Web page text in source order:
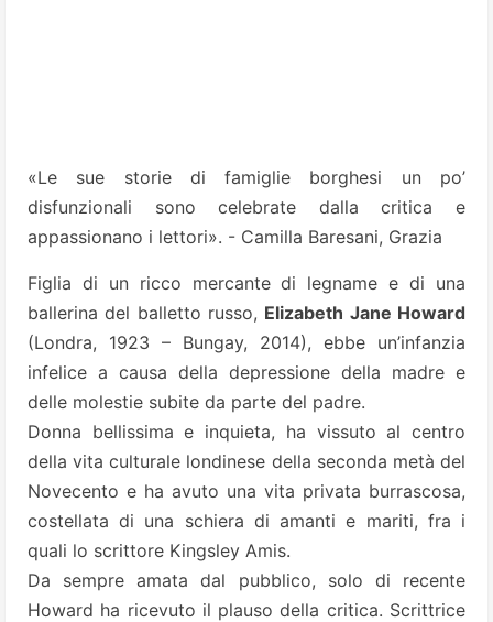
«Le sue storie di famiglie borghesi un po’
disfunzionali sono celebrate dalla critica e
appassionano i lettori». - Camilla Baresani, Grazia
Figlia di un ricco mercante di legname e di una
ballerina del balletto russo, Elizabeth Jane Howard
(Londra, 1923 – Bungay, 2014), ebbe un’infanzia
infelice a causa della depressione della madre e
delle molestie subite da parte del padre.
Donna bellissima e inquieta, ha vissuto al centro
della vita culturale londinese della seconda metà del
Novecento e ha avuto una vita privata burrascosa,
costellata di una schiera di amanti e mariti, fra i
quali lo scrittore Kingsley Amis.
Da sempre amata dal pubblico, solo di recente
Howard ha ricevuto il plauso della critica. Scrittrice